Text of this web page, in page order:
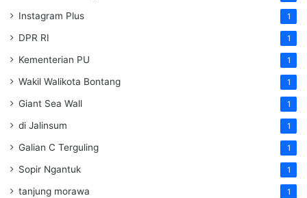
Instagram Plus 1
DPR RI 1
Kementerian PU 1
Wakil Walikota Bontang 1
Giant Sea Wall 1
di Jalinsum 1
Galian C Terguling 1
Sopir Ngantuk 1
tanjung morawa 1